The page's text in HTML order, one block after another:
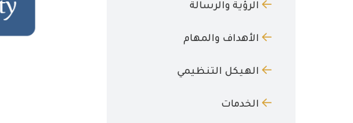
الرؤية والرسالة
الأهداف والمهام
الهيكل التنظيمي
الخدمات